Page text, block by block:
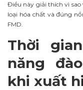
Điều này giải thích vì
loại hóa chất và đúng
FMD.
Thời
năng
khi xuất